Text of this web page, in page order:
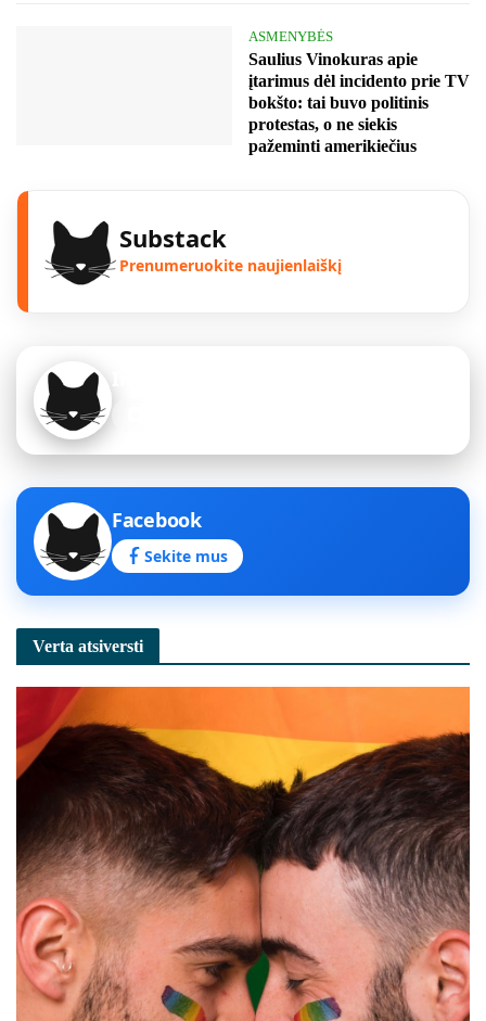
ASMENYBĖS
Saulius Vinokuras apie
įtarimus dėl incidento prie TV
bokšto: tai buvo politinis
protestas, o ne siekis
pažeminti amerikiečius
Substack
Prenumeruokite naujienlaiškį
Facebook
Sekite mus
Verta atsiversti